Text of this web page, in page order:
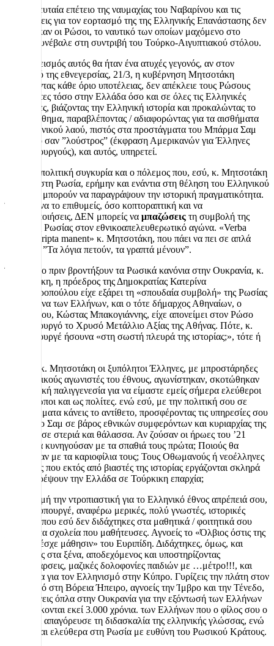
Στην τελευταία επέτειο της ναυμαχίας του Ναβαρίνου και τις
εκδηλώσεις για τον εορτασμό της της Ελληνικής Επανάστασης δεν
καλέστηκαν οι Ρώσοι, το ναυτικό των οποίων μαχόμενο στο
κέντρο συνέβαλε στη συντριβή του Τούρκο-Αιγυπτιακού στόλου.
Ο αποκλεισμός αυτός θα ήταν ένα ατυχές γεγονός, αν στον
εορτασμό της εθνεγερσίας, 21/3, η κυβέρνηση Μητσοτάκη
ξεπερνώντας κάθε όριο υποτέλειας, δεν απέκλειε τους Ρώσους
διπλωμάτες τόσο στην Ελλάδα όσο και σε όλες τις Ελληνικές
Πρεσβείες, βιάζοντας την Ελληνική ιστορία και προκαλώντας το
κοινό αίσθημα, παραβλέποντας / αδιαφορώντας για τα αισθήματα
του Ελληνικού λαού, πιστός στα προστάγματα του Μπάρμα Σαμ
τον οποίο σαν ”λούστρος” (έκφραση Αμερικανών για Έλληνες
Πρωθυπουργούς), και αυτός, υπηρετεί.
Η διεθνοπολιτική συγκυρία και ο πόλεμος που, εσύ, κ. Μητσοτάκη
κήρυξες στη Ρωσία, ερήμην και ενάντια στη θέληση του Ελληνικού
λαού δεν μπορούν να παραγράψουν την ιστορική πραγματικότητα.
Όσο και να το επιθυμείς, όσο κοπτοραπτική και να
χρησιμοποιήσεις, ΔΕΝ μπορείς να μπαζώσεις τη συμβολή της
Τσαρικής Ρωσίας στον εθνικοαπελευθερωτικό αγώνα. «Verba
volant, scripta manent» κ. Μητσοτάκη, που πάει να πει σε απλά
ελληνικά ”Τα λόγια πετούν, τα γραπτά μένουν”.
Ένα χρόνο πριν βροντήξουν τα Ρωσικά κανόνια στην Ουκρανία, κ.
Μητσοτάκη, η πρόεδρος της Δημοκρατίας Κατερίνα
Σακελλαροπούλου είχε εξάρει τη «σπουδαία συμβολή» της Ρωσίας
στον αγώνα των Ελλήνων, και ο τότε δήμαρχος Αθηναίων, ο
ανιψιός σου, Κώστας Μπακογιάννης, είχε απονείμει στον Ρώσο
Πρωθυπουργό το Χρυσό Μετάλλιο Αξίας της Αθήνας. Πότε, κ.
Πρωθυπουργέ ήσουνα «στη σωστή πλευρά της ιστορίας;», τότε ή
Το 1821 κ. Μητσοτάκη οι ξυπόλητοι Έλληνες, με μπροστάρηδες
τους ηρωικούς αγωνιστές του έθνους, αγωνίστηκαν, σκοτώθηκαν
στην εθνική παλιγγενεσία για να είμαστε εμείς σήμερα ελεύθεροι
ως άνθρωποι και ως πολίτες. ενώ εσύ, με την πολιτική σου σε
εθνικά θέματα κάνεις το αντίθετο, προσφέροντας τις υπηρεσίες σου
στον Θείο Σαμ σε βάρος εθνικών συμφερόντων και κυριαρχίας της
Ελλάδας σε στεριά και θάλασσα. Αν ζούσαν οι ήρωες του ’21
ποιούς θα κυνηγούσαν με τα σπαθιά τους πρώτα; Ποιούς θα
σημάδευαν με τα καριοφίλια τους; Τους Οθωμανούς ή νεοέλληνες
Νενέκους που εκτός από βιαστές της ιστορίας εργάζονται σκληρά
να μετατρέψουν την Ελλάδα σε Τούρκικη επαρχία;
Με αφορμή την ντροπιαστική για το Ελληνικό έθνος απρέπειά σου,
κ. Πρωθυπουργέ, αναφέρω μερικές, πολύ γνωστές, ιστορικές
αλήθειες που εσύ δεν διδάχτηκες στα μαθητικά / φοιτητικά σου
χρόνια στα σχολεία που μαθήτευσες. Αγνοείς το «Όλβιος όστις της
ιστορίας έσχε μάθησιν» του Ευριπίδη. Διδάχτηκες, όμως, και
αρίστεψες στα ξένα, αποδεχόμενος και υποστηρίζοντας
εθνοκαθάρσεις, μαζικές δολοφονίες παιδιών με …μέτρο!!!, και
αδιαφορία για τον Ελληνισμό στην Κύπρο. Γυρίζεις την πλάτη στον
ελληνισμό στη Βόρεια Ήπειρο, αγνοείς την Ίμβρο και την Τένεδο,
και στέλνεις όπλα στην Ουκρανία για την εξόντωσή των Ελλήνων
που βρίσκονται εκεί 3.000 χρόνια. των Ελλήνων που ο φίλος σου ο
Ζελένσκι απαγόρευσε τη διδασκαλία της ελληνικής γλώσσας, ενώ
διδάσκεται ελεύθερα στη Ρωσία με ευθύνη του Ρωσικού Κράτους.